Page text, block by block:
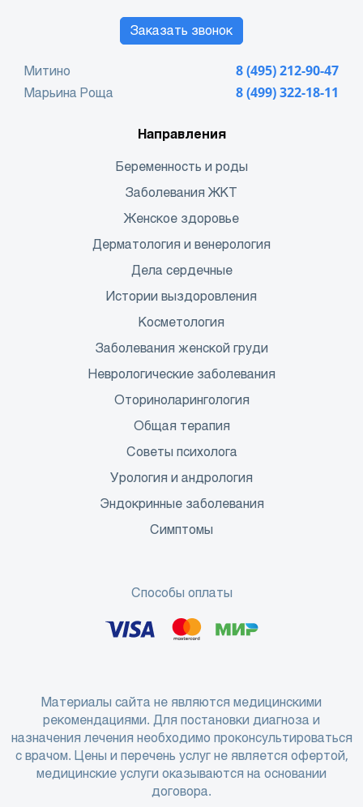
Заказать звонок
8 (495) 212-90-47
Митино
8 (499) 322-18-11
Марьина Роща
Направления
Беременность и роды
Заболевания ЖКТ
Женское здоровье
Дерматология и венерология
Дела сердечные
Истории выздоровления
Косметология
Заболевания женской груди
Неврологические заболевания
Оториноларингология
Общая терапия
Советы психолога
Урология и андрология
Эндокринные заболевания
Симптомы
Способы оплаты
Материалы сайта не являются медицинскими
рекомендациями. Для постановки диагноза и
назначения лечения необходимо проконсультироваться
с врачом. Цены и перечень услуг не является офертой,
медицинские услуги оказываются на основании
договора.